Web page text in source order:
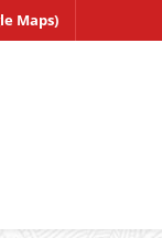
Maps)